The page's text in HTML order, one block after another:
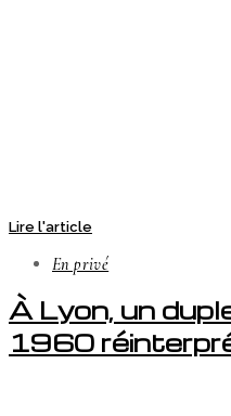
Lire l'article
En privé
À Lyon, un
1960